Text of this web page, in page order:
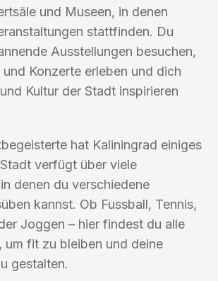
und Museen, in denen
stattfinden. Du
Ausstellungen besuchen,
Konzerte erleben und dich
Kultur der Stadt inspirieren
hat Kaliningrad einiges
verfügt über viele
denen du verschiedene
kannst. Ob Fussball, Tennis,
Joggen – hier findest du alle
um fit zu bleiben und deine
gestalten.